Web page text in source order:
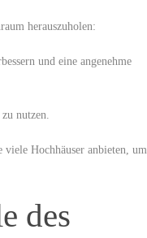
​herauszuholen:
und eine angenehme
nutzen.
Hochhäuser anbieten, um
des